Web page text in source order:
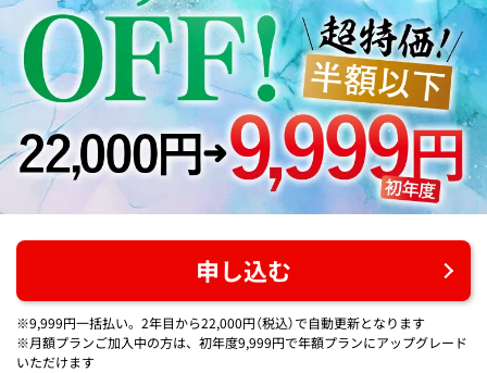
申し込む
※9,999円一括払い。2年目から22,000円（税込）で自動更新となります
※月額プランご加入中の方は、初年度9,999円で年額プランにアップグレード
いただけます